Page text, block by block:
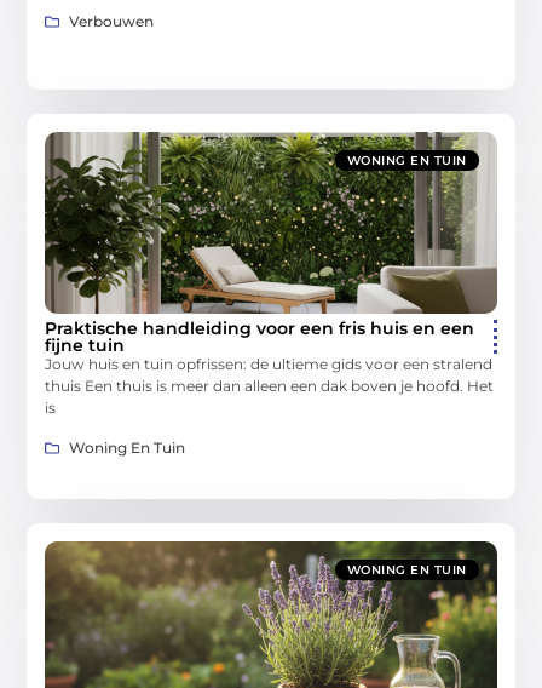
Verbouwen
WONING EN TUIN
Praktische handleiding voor een fris huis en een
fijne tuin
Jouw huis en tuin opfrissen: de ultieme gids voor een stralend
thuis Een thuis is meer dan alleen een dak boven je hoofd. Het
is
Woning En Tuin
WONING EN TUIN